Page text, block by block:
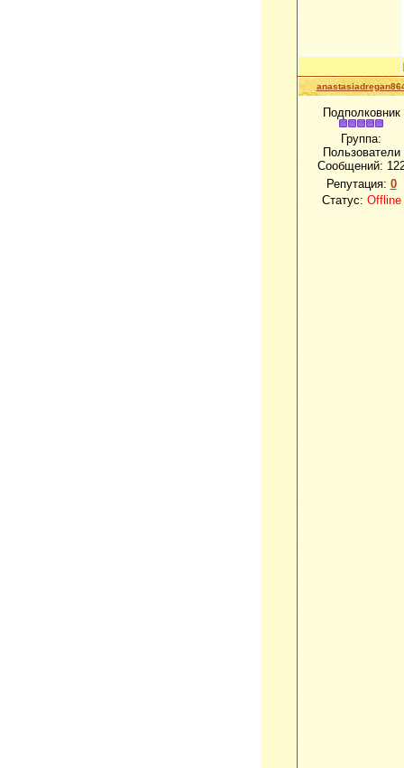
Подполковник
Группа:
Пользователи
Сообщений:
Репутация: 0
Статус: Offline